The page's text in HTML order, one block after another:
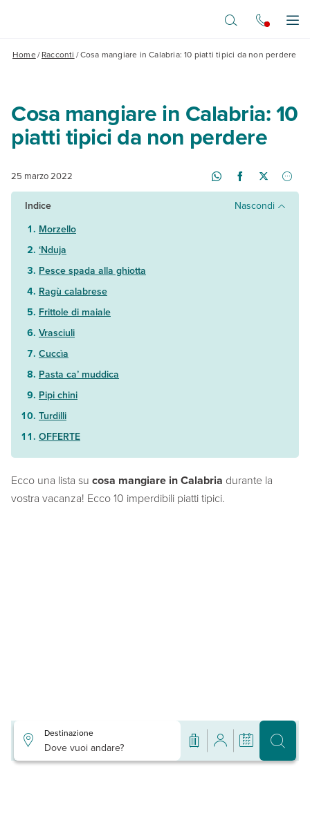
Home/Racconti /Cosa mangiare in Calabria: 10 piatti tipici da non perdere
Cosa mangiare in Calabria: 10
piatti tipici da non perdere
25 marzo 2022
Indice
Nascondi
Morzello
‘Nduja
Pesce spada alla ghiotta
Ragù calabrese
Frittole di maiale
Vrasciuli
Cuccìa
Pasta ca’ muddica
Pipi chini
Turdilli
OFFERTE
Ecco una lista su cosa mangiare in Calabria durante la
vostra vacanza! Ecco 10 imperdibili piatti tipici.
Destinazione
Dove vuoi andare?